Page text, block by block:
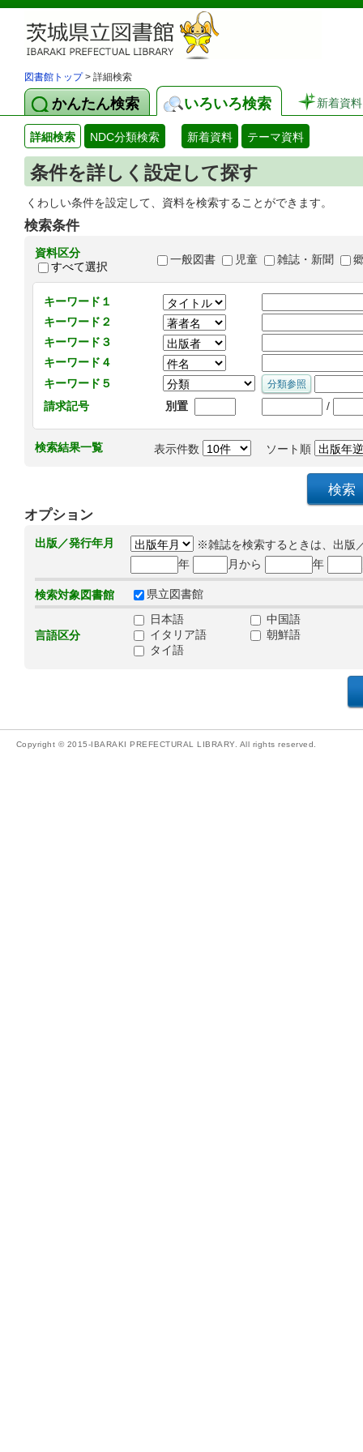
図書館トップ> 詳細検索
かんたん検索 いろいろ検索 新着資料
詳細検索 NDC分類検索 新着資料 テーマ資料
条件を詳しく設定して探す
くわしい条件を設定して、資料を検索することができます。
検索条件
資料区分
すべて選択
一般図書 児童 雑誌・新聞
キーワード１
キーワード２
キーワード３
キーワード４
キーワード５
請求記号
別置 /
検索結果一覧 表示件数 ソート順
オプション
出版／発行年月
※雑誌を検索するときは、出版
年
月から 年
検索対象図書館 県立図書館
言語区分
日本語
中国語
イタリア語
朝鮮語
タイ語
Copyright © 2015-IBARAKI PREFECTURAL LIBRARY. All rights reserved.